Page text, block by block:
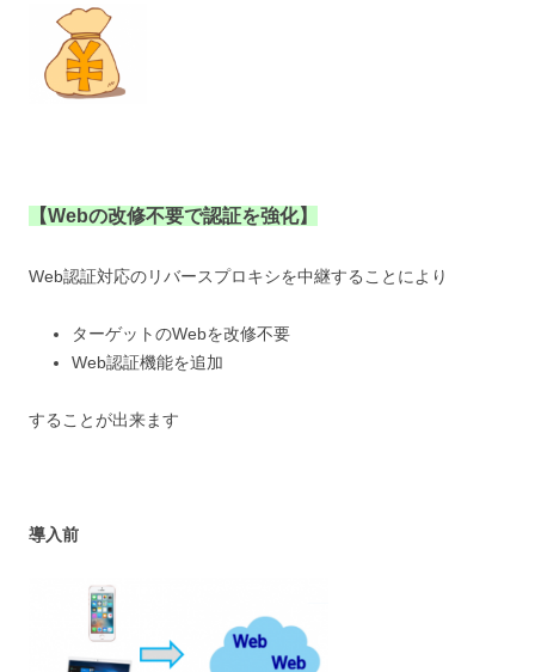
【Webの改修不要で認証を強化】
Web認証対応のリバースプロキシを中継することにより
ターゲットのWebを改修不要
Web認証機能を追加
することが出来ます
導入前